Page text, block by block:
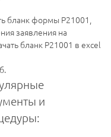
бланк формы Р21001,
заявления на
бланк Р21001 в excel
и